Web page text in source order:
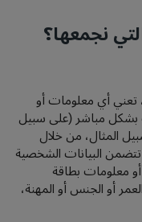
نجمعها؟
تعني أي معلومات أو
بشكل مباشر (على سبيل
المثال، من خلال
البيانات الشخصية
أو معلومات بطاقة
أو الجنس أو المهنة،